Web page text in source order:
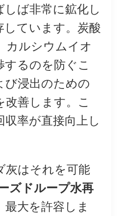
ば非常に鉱化し
しています。炭酸
カルシウムイオ
するのを防ぐこ
び浸出のための
改善します。こ
率が直接向上し
灰はそれを可能
ズドループ水再
最大を許容しま